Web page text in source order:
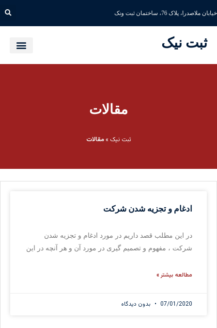
خیابان ملاصدرا، پلاک 76، ساختمان ثبت ونک
ثبت نیک
مقالات
ثبت نیک »مقالات
ادغام و تجزیه شدن شرکت
در این مطلب قصد داریم در مورد ادغام و تجزیه شدن
شرکت ، مفهوم و تصمیم گیری در مورد آن و هر آنچه در این
مطالعه بیشتر »
07/01/2020 بدون دیدگاه